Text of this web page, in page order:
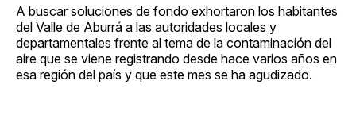
A buscar soluciones de fondo exhortaron los habitantes
del Valle de Aburrá a las autoridades locales y
departamentales frente al tema de la contaminación del
aire que se viene registrando desde hace varios años en
esa región del país y que este mes se ha agudizado.